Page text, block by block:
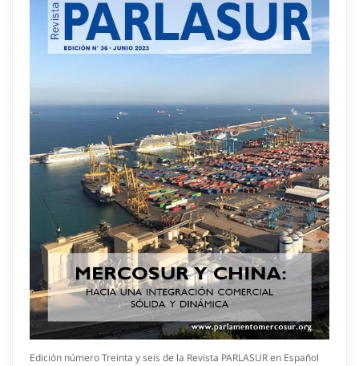
Edición número Treinta y seis de la Revista PARLASUR en Español